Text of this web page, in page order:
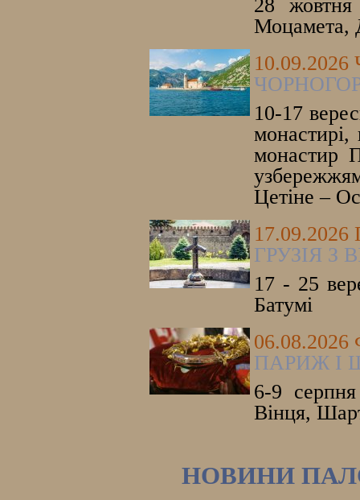
28
Моцамета,
10-17
монастирі,
монастир
Цетіне –
17.09.2026
ГРУЗІЯ З
17 - 25
Батумі
ПАРИЖ І
6-9
Вінця,
НОВИНИ